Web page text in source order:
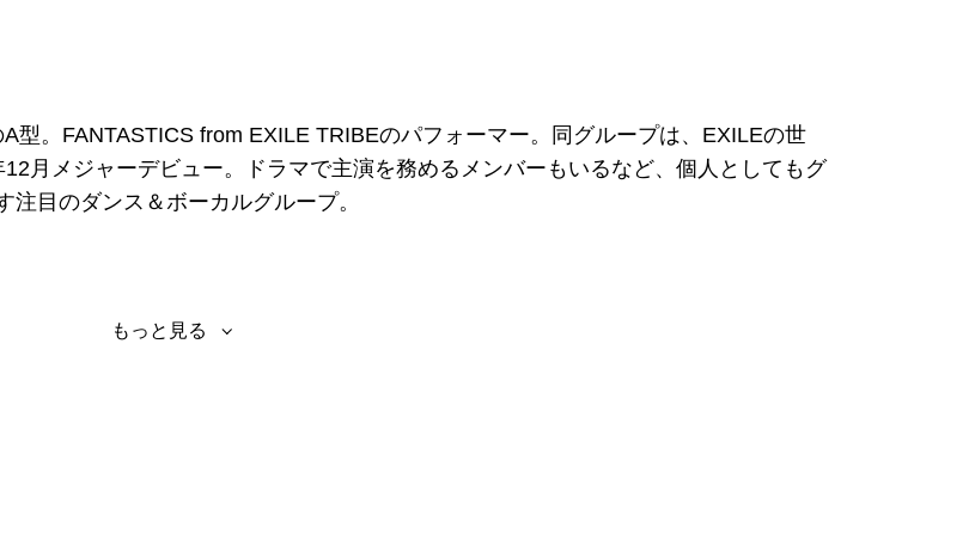
型。FANTASTICS from EXILE TRIBEのパフォーマー。同グループは、EXILEの世
月メジャーデビュー。ドラマで主演を務めるメンバーもいるなど、個人としてもグ
目のダンス＆ボーカルグループ。
もっと見る